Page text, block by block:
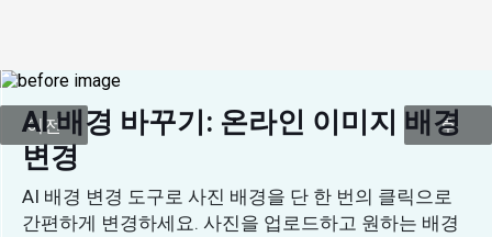
이전 후
AI 배경 바꾸기: 온라인 이미지 배경
변경
AI 배경 변경 도구로 사진 배경을 단 한 번의 클릭으로
간편하게 변경하세요. 사진을 업로드하고 원하는 배경